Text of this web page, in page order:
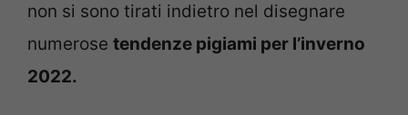
non si sono tirati indietro nel disegnare
numerose tendenze pigiami per l’inverno
2022.